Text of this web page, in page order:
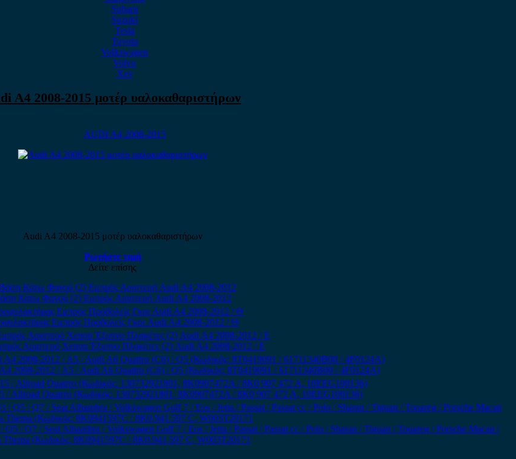
Subaru
Suzuki
Tesla
Toyota
Volkswagen
Volvo
Xev
A4 2008-2015 μοτέρ υαλοκαθαριστήρων
AUDI A4 2008-2015
Audi A4 2008-2015 μοτέρ υαλοκαθαριστήρων
Ρωτήστε τιμή
Δείτε επίσης
Κάτω Φανού (2) Εμπρός Αριστερή Audi A4 2008-2012
Εμπρός Προβολείς Γκρι Audi A4 2008-2012 / Θ
Αριστερό Xenon Έξυπνο Πλακέτες (2) Audi A4 2008-2012 / Ε
A4 2008-2012 / A5 / Audi A6 Quattro (C6) / Q5 (Κωδικός: 8T0419091 / 61711340B00 / 4F0124A)
/ Allroad Quatrro (Κωδικός: 130732921801, 8K0907472A / 8K0 907 472 A, 10EEG100136)
/ Q7 / Seat Alhambra / Volkswagen Golf 7 / Eos / Jetta / Passat / Passat cc / Polo / Sharan / Tiguan / Touareg / Porsche Macan /
Thema (Κωδικός: 8K0941597C / 8K0.941.597 C, W003T20171